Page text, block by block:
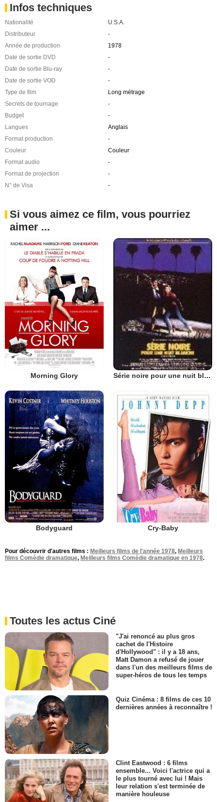
Infos techniques
Nationalité
U.S.A.
Distributeur
-
Année de production
1978
Date de sortie DVD
-
Date de sortie Blu-ray
-
Date de sortie VOD
-
Type de film
Long métrage
Secrets de tournage
-
Budget
-
Langues
Anglais
Format production
-
Couleur
Couleur
Format audio
-
Format de projection
-
N° de Visa
-
Si vous aimez ce film, vous pourriez
aimer ...
Morning Glory Série noire pour une nuit blanche
Bodyguard Cry-Baby
Pour découvrir d'autres films : Meilleurs films de l'année 1978, Meilleurs
films Comédie dramatique, Meilleurs films Comédie dramatique en 1978.
Toutes les actus Ciné
"J'ai renoncé au plus gros
cachet de l'Histoire
d'Hollywood" : il y a 18 ans,
Matt Damon a refusé de jouer
dans l'un des meilleurs films de
super-héros de tous les temps
Quiz Cinéma : 8 films de ces 10
dernières années à reconnaître !
Clint Eastwood : 6 films
ensemble... Voici l'actrice qui a
le plus tourné avec lui ! Mais
leur relation s'est terminée de
manière houleuse